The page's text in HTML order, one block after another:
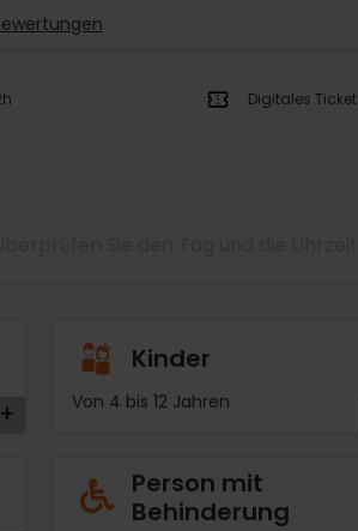
Digitales Ticket
+
Kinder
Von 4 bis 12 Jahren
Person mit
Behinderung